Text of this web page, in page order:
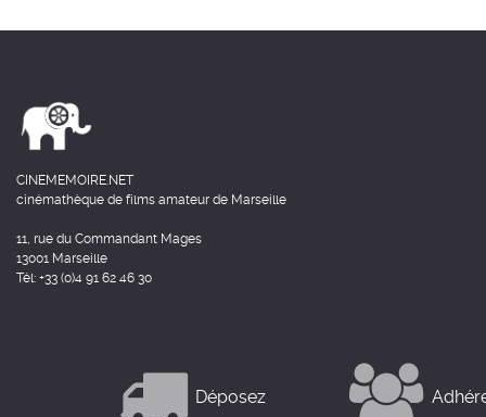
CINEMEMOIRE.NET
cinémathèque de films amateur de Marseille
11, rue du Commandant Mages
13001 Marseille
Tél: +33 (0)4 91 62 46 30
Déposez